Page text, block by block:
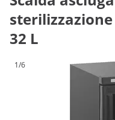
sterilizzazione
32 L
1/6